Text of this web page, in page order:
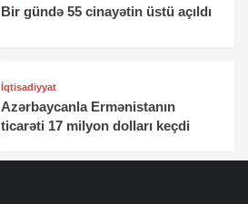
Bir gündə 55 cinayətin üstü açıldı
İqtisadiyyat
Azərbaycanla Ermənistanın
ticarəti 17 milyon dolları keçdi